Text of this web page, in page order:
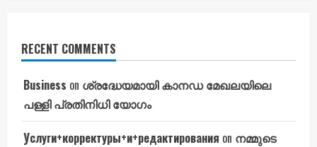
RECENT COMMENTS
Business on ശ്രദ്ധേയമായി കാനഡ മേഖലയിലെ
പള്ളി പ്രതിനിധി യോഗം
Услуги+корректуры+и+редактирования on നമ്മുടെ